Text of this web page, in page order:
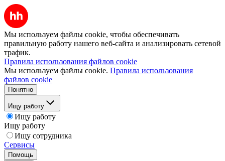
Мы используем файлы cookie, чтобы обеспечивать
правильную работу нашего веб-сайта и анализировать сетевой
трафик.
Правила использования файлов cookie
Мы используем файлы cookie. Правила использования
файлов cookie
Понятно
Ищу работу
Ищу работу
Ищу работу
Ищу сотрудника
Сервисы
Помощь